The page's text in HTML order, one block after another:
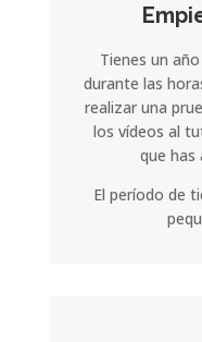
Tienes un
durante las
realizar una
los vídeos al
que has
El período de